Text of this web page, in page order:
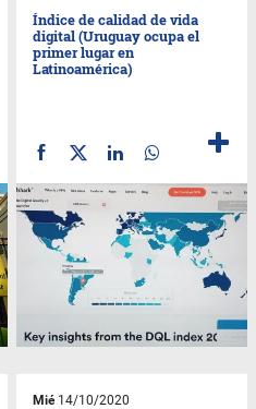
Índice de calidad de vida
digital (Uruguay ocupa el
primer lugar en
Latinoamérica)
Mié14/10/2020